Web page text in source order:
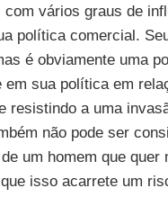
com vários graus de
política comercial.
é obviamente uma
sua política em
resistindo a uma
não pode ser
um homem que quer
isso acarrete um